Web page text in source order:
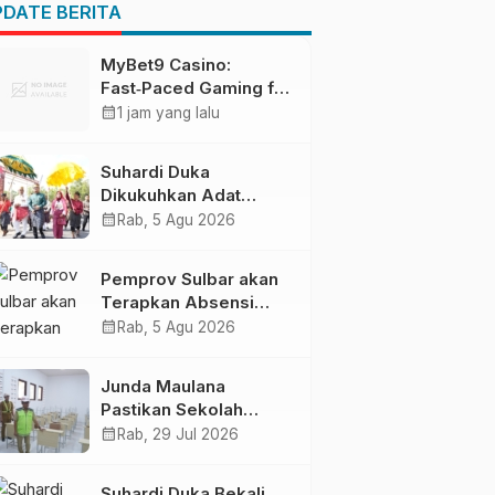
BERITA
MyBet9 Casino:
Fast‑Paced Gaming for
Quick Wins
calendar_month1 jam yang lalu
Suhardi Duka
Dikukuhkan Adat
Balanipa, Raih Gelar
calendar_month Rab, 5 Agu 2026
Pemprov Sulbar akan
Terapkan Absensi
Online untuk ASN
calendar_month Rab, 5 Agu 2026
Junda Maulana
Pastikan Sekolah
Rakyat Mamuju Siap
calendar_month Rab, 29 Jul 2026